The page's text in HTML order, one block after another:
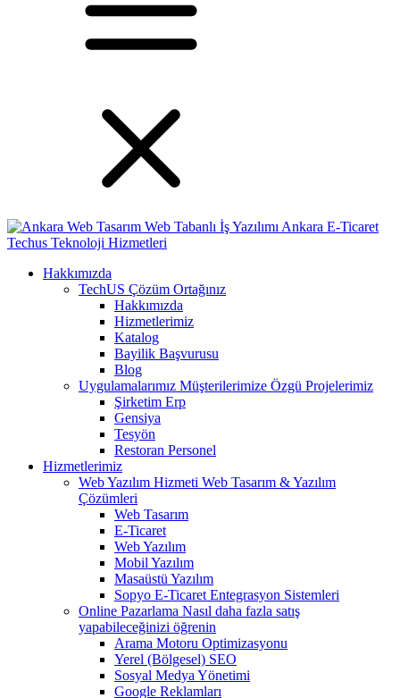
Hakkımızda
TechUS Çözüm Ortağınız
Hakkımızda
Hizmetlerimiz
Katalog
Bayilik Başvurusu
Blog
Uygulamalarımız Müşterilerimize Özgü Projelerimiz
Şirketim Erp
Gensiya
Tesyön
Restoran Personel
Hizmetlerimiz
Web Yazılım Hizmeti Web Tasarım & Yazılım
Çözümleri
Web Tasarım
E-Ticaret
Web Yazılım
Mobil Yazılım
Masaüstü Yazılım
Sopyo E-Ticaret Entegrasyon Sistemleri
Online Pazarlama Nasıl daha fazla satış
yapabileceğinizi öğrenin
Arama Motoru Optimizasyonu
Yerel (Bölgesel) SEO
Sosyal Medya Yönetimi
Google Reklamları